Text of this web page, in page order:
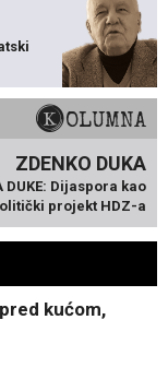
KOLUMNA
ZDENKO DUKA
DUKE: Dijaspora kao
projekt HDZ-a
pred kućom,